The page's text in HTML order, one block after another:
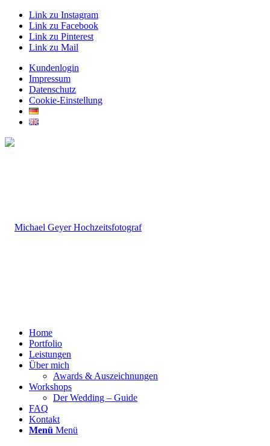
Link zu Instagram
Link zu Facebook
Link zu Pinterest
Link zu Mail
Kundenlogin
Impressum
Datenschutz
Cookie-Einstellung
Home
Portfolio
Leistungen
Über mich
Awards & Auszeichnungen
Workshops
Der Wedding – Guide
FAQ
Kontakt
Menü Menü